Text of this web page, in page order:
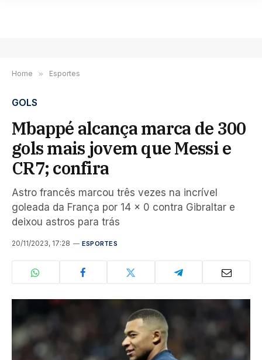
Home » Esportes
GOLS
Mbappé alcança marca de 300
gols mais jovem que Messi e
CR7; confira
Astro francês marcou três vezes na incrível
goleada da França por 14 x 0 contra Gibraltar e
deixou astros para trás
20/11/2023, 17:28 ESPORTES